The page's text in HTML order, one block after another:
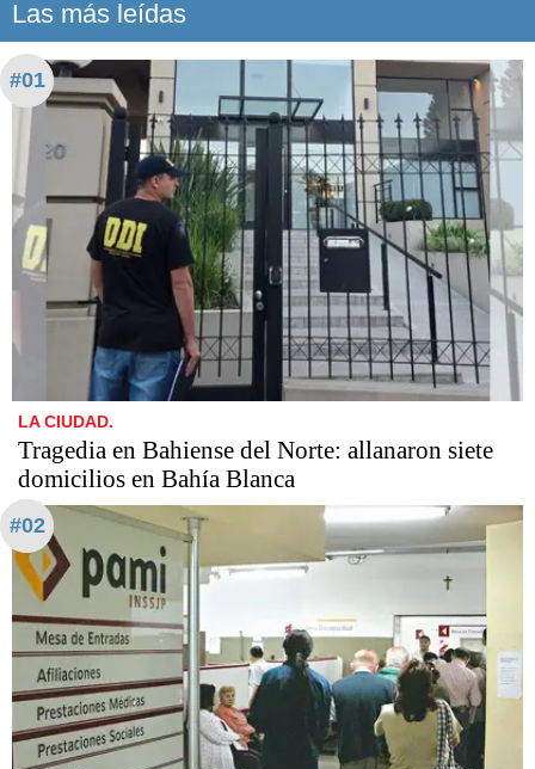
Las más leídas
#01
LA CIUDAD.
Tragedia en Bahiense del Norte: allanaron siete
domicilios en Bahía Blanca
#02